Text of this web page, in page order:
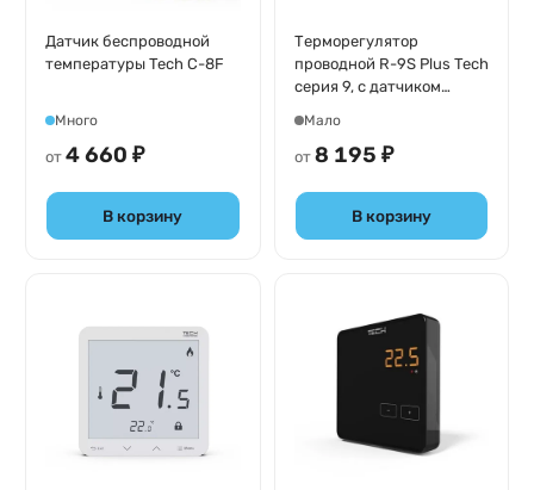
Датчик беспроводной
температуры Tech С-8F
Много
от 4 660 ₽
В корзину
Терморегулятор
проводной R-9S Plus Tech
серия 9, с датчиком
Мало
от 8 195 ₽
В корзину